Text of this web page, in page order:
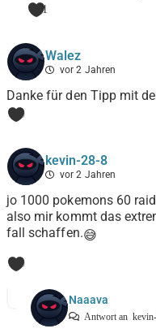
1
Walez
vor 2 Jahren
Danke für den Tipp mit
0
kevin-28-8
vor 2 Jahren
jo 1000 pokemons 60
also mir kommt das
fall schaffen.😅
0
Naaava
Antwort an